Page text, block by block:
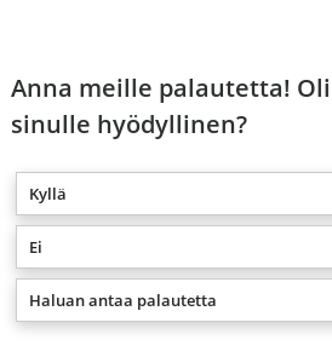
Anna meille palautetta!
sinulle hyödyllinen?
Kyllä
Ei
Haluan antaa palautetta